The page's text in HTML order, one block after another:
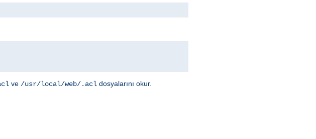
ve /usr/local/web/.acl dosyalarını okur.